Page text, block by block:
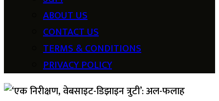
ABOUT US
CONTACT US
TERMS & CONDITIONS
PRIVACY POLICY